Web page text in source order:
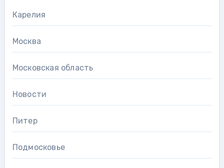
Карелия
Москва
Московская область
Новости
Питер
Подмосковье